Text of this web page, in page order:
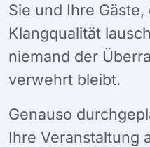
Sie und Ihre
Klangqualität
niemand der
verwehrt bleibt.
Genauso
Ihre Veranstaltung